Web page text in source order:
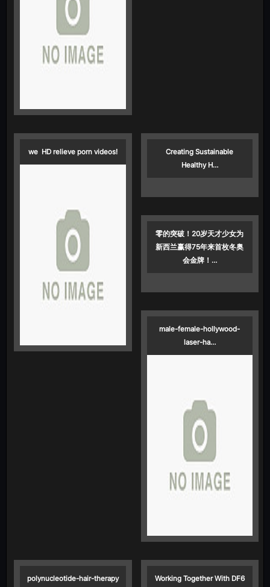
we ️ HD relieve porn videos!
Creating Sustainable
Healthy H…
零的突破！20岁天才少女为
新西兰赢得75年来首枚冬奥
会金牌！…
male-female-hollywood-
laser-ha…
polynucleotide-hair-therapy
Working Together With DF6